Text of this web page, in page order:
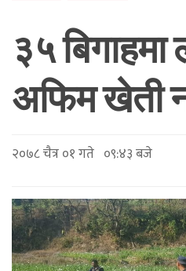
३५ बिगाहमा
अफिम खेती
२०७८ चैत्र ०१ गते ०९:४३ बजे